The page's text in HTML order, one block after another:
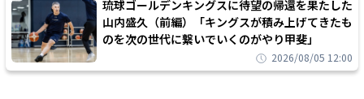
琉球ゴールデンキングスに待望の帰還を果たした
山内盛久（前編）「キングスが積み上げてきたも
のを次の世代に繋いでいくのがやり甲斐」
2026/08/05 12:00